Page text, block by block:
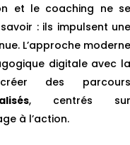
et le coaching ne se
: ils impulsent une
L’approche moderne
digitale avec la
des parcours
, centrés sur
à l’action.